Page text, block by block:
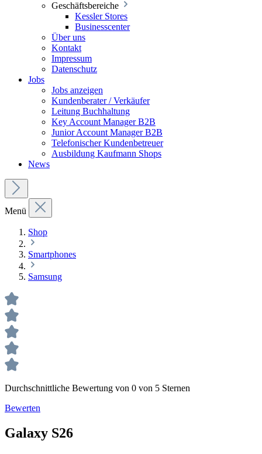
Geschäftsbereiche
Kessler Stores
Businesscenter
Über uns
Kontakt
Impressum
Datenschutz
Jobs
Jobs anzeigen
Kundenberater / Verkäufer
Leitung Buchhaltung
Key Account Manager B2B
Junior Account Manager B2B
Telefonischer Kundenbetreuer
Ausbildung Kaufmann Shops
News
Menü
Shop
Smartphones
Samsung
Durchschnittliche Bewertung von 0 von 5 Sternen
Bewerten
Galaxy S26